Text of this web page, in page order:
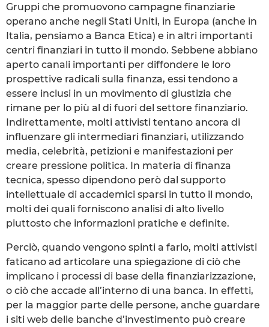
Gruppi che promuovono campagne finanziarie
operano anche negli Stati Uniti, in Europa (anche in
Italia, pensiamo a Banca Etica) e in altri importanti
centri finanziari in tutto il mondo. Sebbene abbiano
aperto canali importanti per diffondere le loro
prospettive radicali sulla finanza, essi tendono a
essere inclusi in un movimento di giustizia che
rimane per lo più al di fuori del settore finanziario.
Indirettamente, molti attivisti tentano ancora di
influenzare gli intermediari finanziari, utilizzando
media, celebrità, petizioni e manifestazioni per
creare pressione politica. In materia di finanza
tecnica, spesso dipendono però dal supporto
intellettuale di accademici sparsi in tutto il mondo,
molti dei quali forniscono analisi di alto livello
piuttosto che informazioni pratiche e definite.
Perciò, quando vengono spinti a farlo, molti attivisti
faticano ad articolare una spiegazione di ciò che
implicano i processi di base della finanziarizzazione,
o ciò che accade all’interno di una banca. In effetti,
per la maggior parte delle persone, anche guardare
i siti web delle banche d’investimento può creare